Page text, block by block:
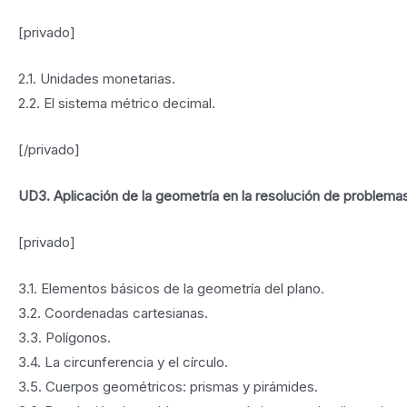
[privado]
2.1. Unidades monetarias.
2.2. El sistema métrico decimal.
[/privado]
UD3. Aplicación de la geometría en la resolución de
[privado]
3.1. Elementos básicos de la geometría del plano.
3.2. Coordenadas cartesianas.
3.3. Polígonos.
3.4. La circunferencia y el círculo.
3.5. Cuerpos geométricos: prismas y pirámides.